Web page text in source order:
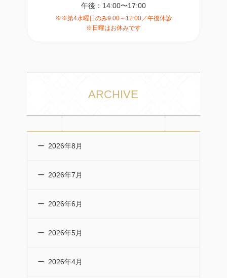
午後：14:00〜17:00
※※第4水曜日のみ9:00～12:00／午後休診
※日曜はお休みです
ARCHIVE
2026年8月
2026年7月
2026年6月
2026年5月
2026年4月